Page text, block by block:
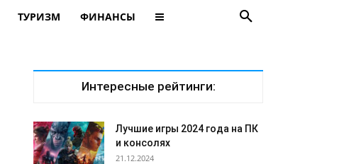
ТУРИЗМ ФИНАНСЫ
Интересные рейтинги:
Лучшие игры 2024 года на ПК
и консолях
21.12.2024